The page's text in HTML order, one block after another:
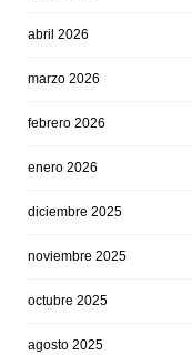
abril 2026
marzo 2026
febrero 2026
enero 2026
diciembre 2025
noviembre 2025
octubre 2025
agosto 2025